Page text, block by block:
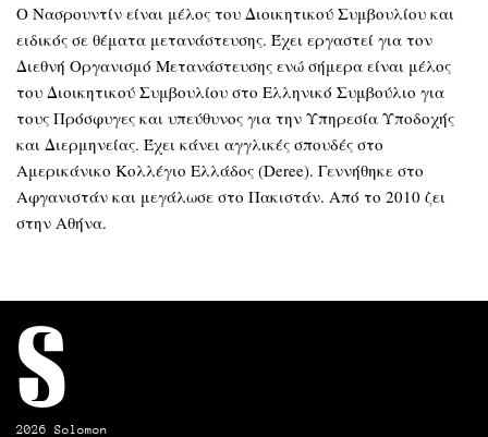
Ο Νασρουντίν είναι μέλος του Διοικητικού Συμβουλίου και
ειδικός σε θέματα μετανάστευσης. Έχει εργαστεί για τον
Διεθνή Οργανισμό Μετανάστευσης ενώ σήμερα είναι μέλος
του Διοικητικού Συμβουλίου στο Ελληνικό Συμβούλιο για
τους Πρόσφυγες και υπεύθυνος για την Υπηρεσία Υποδοχής
και Διερμηνείας. Έχει κάνει αγγλικές σπουδές στο
Αμερικάνικο Κολλέγιο Ελλάδος (Deree). Γεννήθηκε στο
Αφγανιστάν και μεγάλωσε στο Πακιστάν. Από το 2010 ζει
στην Αθήνα.
S
2026 Solomon